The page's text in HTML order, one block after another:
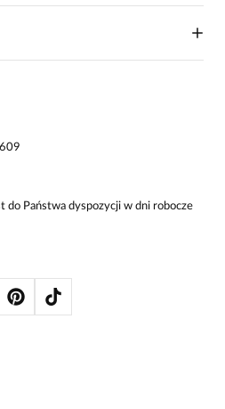
do Państwa dyspozycji w dni robocze